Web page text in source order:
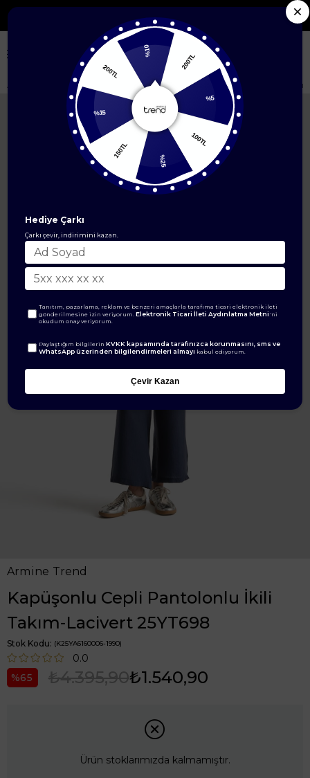
Seçili Yeni Sezon Ürünlerde %50'ye Varan
ÜST GİYİM İkili Takım Kapüşonlu Cepli Pantolonlu İkili
Armine Trend
Kapüşonlu Cepli Pantolonlu İkili
Takım-Lacivert 25YT698
Stok Kodu (K25YA6160006-1990)
0.0
65
₺4.395,90₺1.540,90
Ürün stoklarımızda kalmamıştır.
%10 200TL
%5
100TL
%25
150TL
%15
200TL
Hediye Çarkı
Çarkı çevir, indirimini kazan.
Tanıtım, pazarlama, reklam ve benzeri amaçlarla tarafıma ticari elektronik ileti
gönderilmesine izin veriyorum.Elektronik Ticari İleti Aydınlatma Metni 'ni
okudum onay veriyorum.
Paylaştığım bilgilerinKVKK kapsamında tarafınızca korunmasını, sms ve
WhatsApp üzerinden bilgilendirmeleri almayı kabul ediyorum.
Çevir Kazan